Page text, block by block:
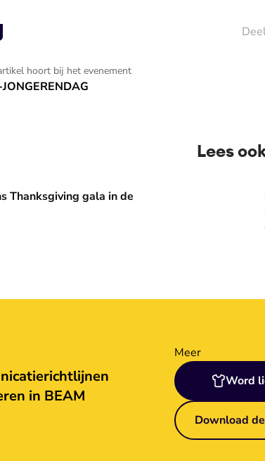
hoort bij het evenement
gala in de Basiliek 🪩
Thanksgiving gala in de
Lees
BEAM x
in BEAM
Meer
Word
Download